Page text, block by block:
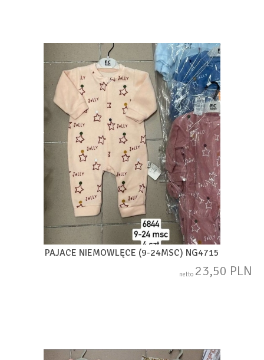
PAJACE NIEMOWLĘCE (9-24MSC) NG4715
netto 23,50 PLN